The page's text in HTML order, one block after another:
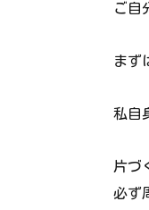
ご自
まず
私自
片づ
必ず